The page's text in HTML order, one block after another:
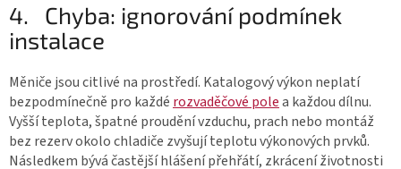
4. Chyba: ignorování podmínek
instalace
Měniče jsou citlivé na prostředí. Katalogový výkon neplatí
bezpodmínečně pro každé rozvaděčové polea každou dílnu.
Vyšší teplota, špatné proudění vzduchu, prach nebo montáž
bez rezerv okolo chladiče zvyšují teplotu výkonových prvků.
Následkem bývá častější hlášení přehřátí, zkrácení životnosti